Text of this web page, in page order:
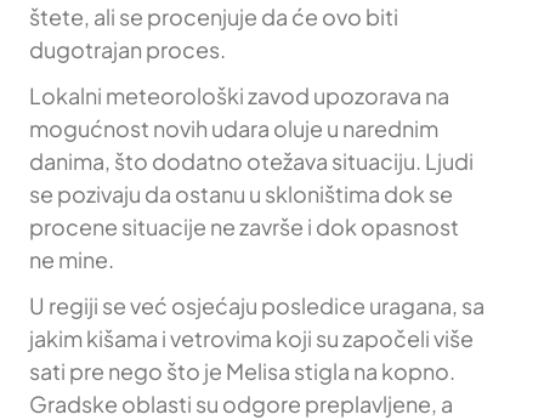
štete, ali se procenjuje da će ovo biti
dugotrajan proces.
Lokalni meteorološki zavod upozorava na
mogućnost novih udara oluje u narednim
danima, što dodatno otežava situaciju. Ljudi
se pozivaju da ostanu u skloništima dok se
procene situacije ne završe i dok opasnost
ne mine.
U regiji se već osjećaju posledice uragana, sa
jakim kišama i vetrovima koji su započeli više
sati pre nego što je Melisa stigla na kopno.
Gradske oblasti su odgore preplavljene, a